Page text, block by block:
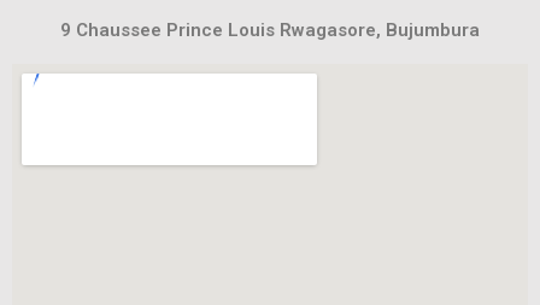
9 Chaussee Prince Louis Rwagasore, Bujumbura